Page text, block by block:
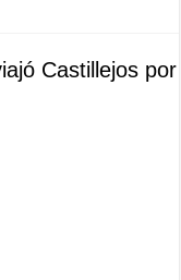
Castillejos por